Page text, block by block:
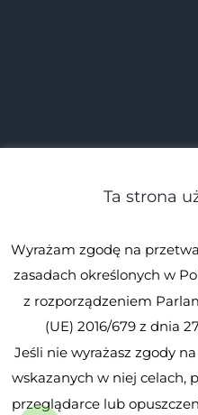
zastrzeżone.
Ta strona
Wyrażam zgodę na
zasadach określonych w
z rozporządzeniem
(UE) 2016/679 z dnia
Jeśli nie wyrażasz zgody
wskazanych w niej celach,
przeglądarce lub